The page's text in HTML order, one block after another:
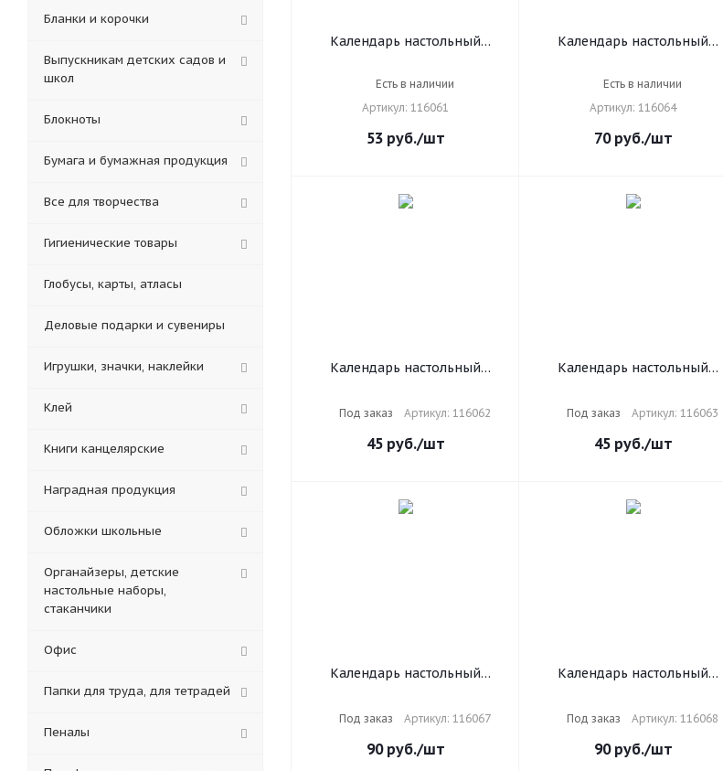
Календарь настольный
блок газетный 2 краски,
Есть в наличии
Артикул: 116061
53руб./шт
Календарь настольный
блок газетный 1 краска,
Есть в наличии
Артикул: 116064
70руб./шт
Календарь настольный
блок газетный 1 краска,
STAFF, Петербург, 116062
Под заказ Артикул: 116062
45руб./шт
Календарь настольный
блок газетный 1 краска,
STAFF, Россия, 116063
Под заказ Артикул: 116063
45руб./шт
Календарь настольный
блок офсет, цветной, 2
краски, STAFF, СИМВОЛИКА,
116067
Под заказ Артикул: 116067
90руб./шт
Календарь настольный
блок офсет, цветной, 2
краски, STAFF, ОФИСНЫЙ,
116068
Под заказ Артикул: 116068
90руб./шт
Бланки и корочки
Выпускникам детских садов и
школ
Блокноты
Бумага и бумажная продукция
Все для творчества
Гигиенические товары
Глобусы, карты, атласы
Деловые подарки и сувениры
Игрушки, значки, наклейки
Клей
Книги канцелярские
Наградная продукция
Обложки школьные
Органайзеры, детские
настольные наборы,
стаканчики
Офис
Папки для труда, для тетрадей
Пеналы